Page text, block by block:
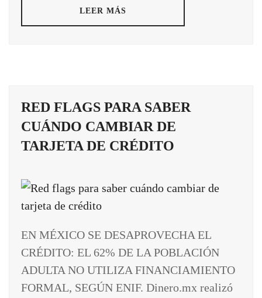
LEER MÁS
RED FLAGS PARA SABER
CUÁNDO CAMBIAR DE
TARJETA DE CRÉDITO
EN MÉXICO SE DESAPROVECHA EL
CRÉDITO: EL 62% DE LA POBLACIÓN
ADULTA NO UTILIZA FINANCIAMIENTO
FORMAL, SEGÚN ENIF. Dinero.mx realizó